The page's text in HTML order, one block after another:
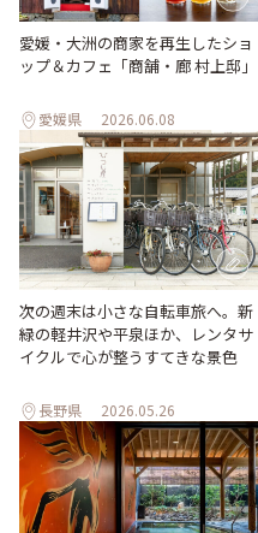
愛媛・大洲の商家を再生したショ
ップ＆カフェ「商舗・廊 村上邸」
愛媛県 2026.06.08
次の週末は小さな自転車旅へ。新
緑の軽井沢や平泉ほか、レンタサ
イクルで心が整うすてきな景色
長野県 2026.05.26